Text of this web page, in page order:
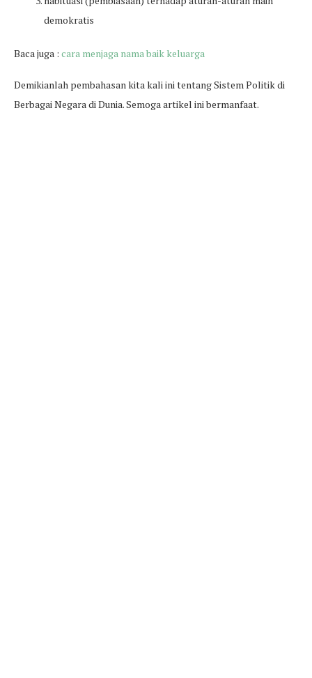
demokratis
Baca juga : cara menjaga nama baik keluarga
Demikianlah pembahasan kita kali ini tentang Sistem Politik di
Berbagai Negara di Dunia. Semoga artikel ini bermanfaat.